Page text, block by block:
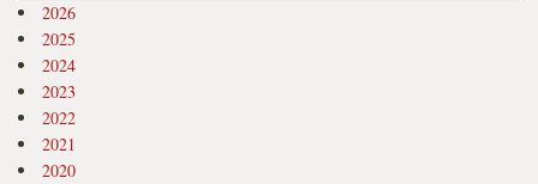
2026
2025
2024
2023
2022
2021
2020